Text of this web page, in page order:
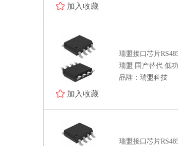
加入收藏
加入收藏
瑞盟接口芯片
瑞盟 国产替代 低
品牌：瑞盟科技
瑞盟接口芯片